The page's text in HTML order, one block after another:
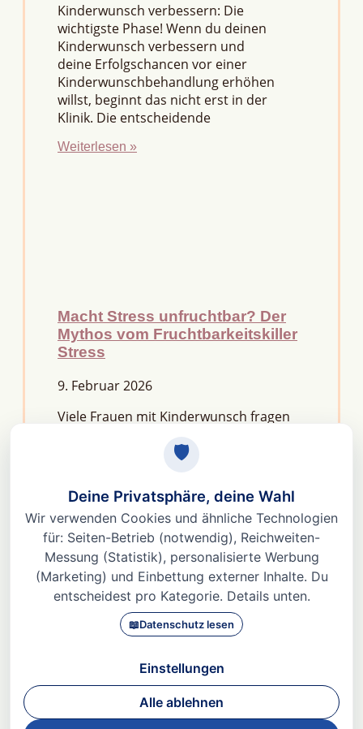
Kinderwunsch verbessern: Die
wichtigste Phase! Wenn du deinen
Kinderwunsch verbessern und
deine Erfolgschancen vor einer
Kinderwunschbehandlung erhöhen
willst, beginnt das nicht erst in der
Klinik. Die entscheidende
Weiterlesen »
Macht Stress unfruchtbar? Der
Mythos vom Fruchtbarkeitskiller
Stress
9. Februar 2026
Viele Frauen mit Kinderwunsch fragen
kurze Antwort lautet: Nein, aber er kann
Fruchtbarkeit aus dem Gleichgewicht
bringen. Denn Stress
Weiterlesen »